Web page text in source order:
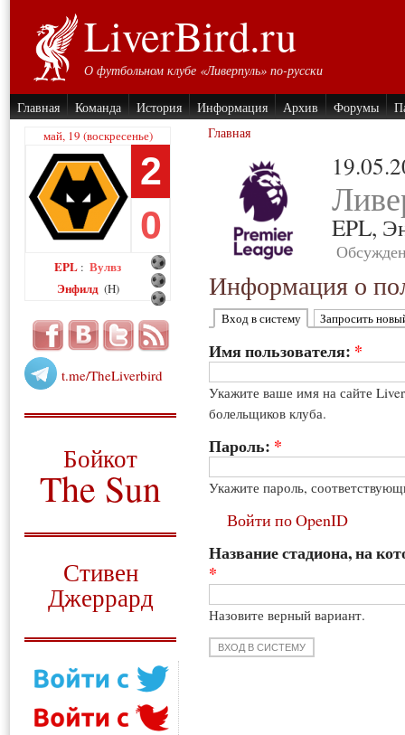
LiverBird.ru
О футбольном клубе «Ливерпуль» по-русски
Главная Команда История Информация Архив Форумы
май, 19 (воскресенье)
2
0
EPL : Вулвз
Энфилд (H)
t.me/TheLiverbird
Бойкот
The Sun
Стивен
Джеррард
Главная
EPL,
Информация о
Вход в систему Запросить
Имя пользователя: *
Укажите ваше имя на сайте
болельщиков клуба.
Пароль: *
Укажите пароль,
Войти по OpenID
Название стадиона, на
*
Назовите верный вариант.